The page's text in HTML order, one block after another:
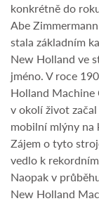
konkrétně do
Abe
stala základním
New Holland ve
jméno. V roce
Holland Machine
v okolí život
mobilní mlýny na
Zájem o tyto
vedlo k
Naopak v
New Holland